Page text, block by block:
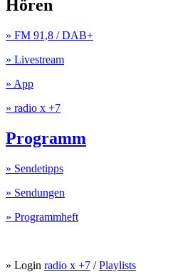
Hören
» FM 91,8 / DAB+
» Livestream
» App
» radio x +7
Programm
» Sendetipps
» Sendungen
» Programmheft
» Login radio x +7 /Playlists